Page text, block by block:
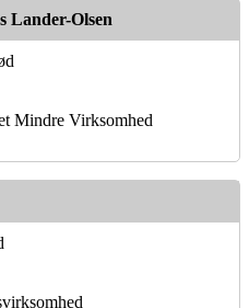
Lander-Olsen
Mindre Virksomhed